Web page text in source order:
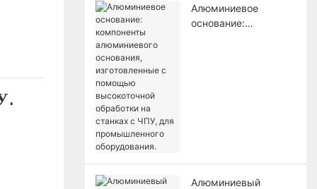
Алюминиевое
основание:
Алюминиевый